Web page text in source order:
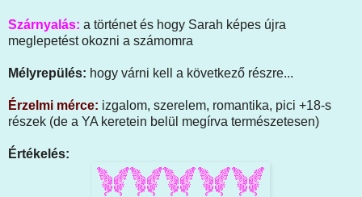
Szárnyalás: a történet és hogy Sarah képes újra
meglepetést okozni a számomra
Mélyrepülés: hogy várni kell a következő részre...
Érzelmi mérce: izgalom, szerelem, romantika, pici +18-s
részek (de a YA keretein belül megírva természetesen)
Értékelés: